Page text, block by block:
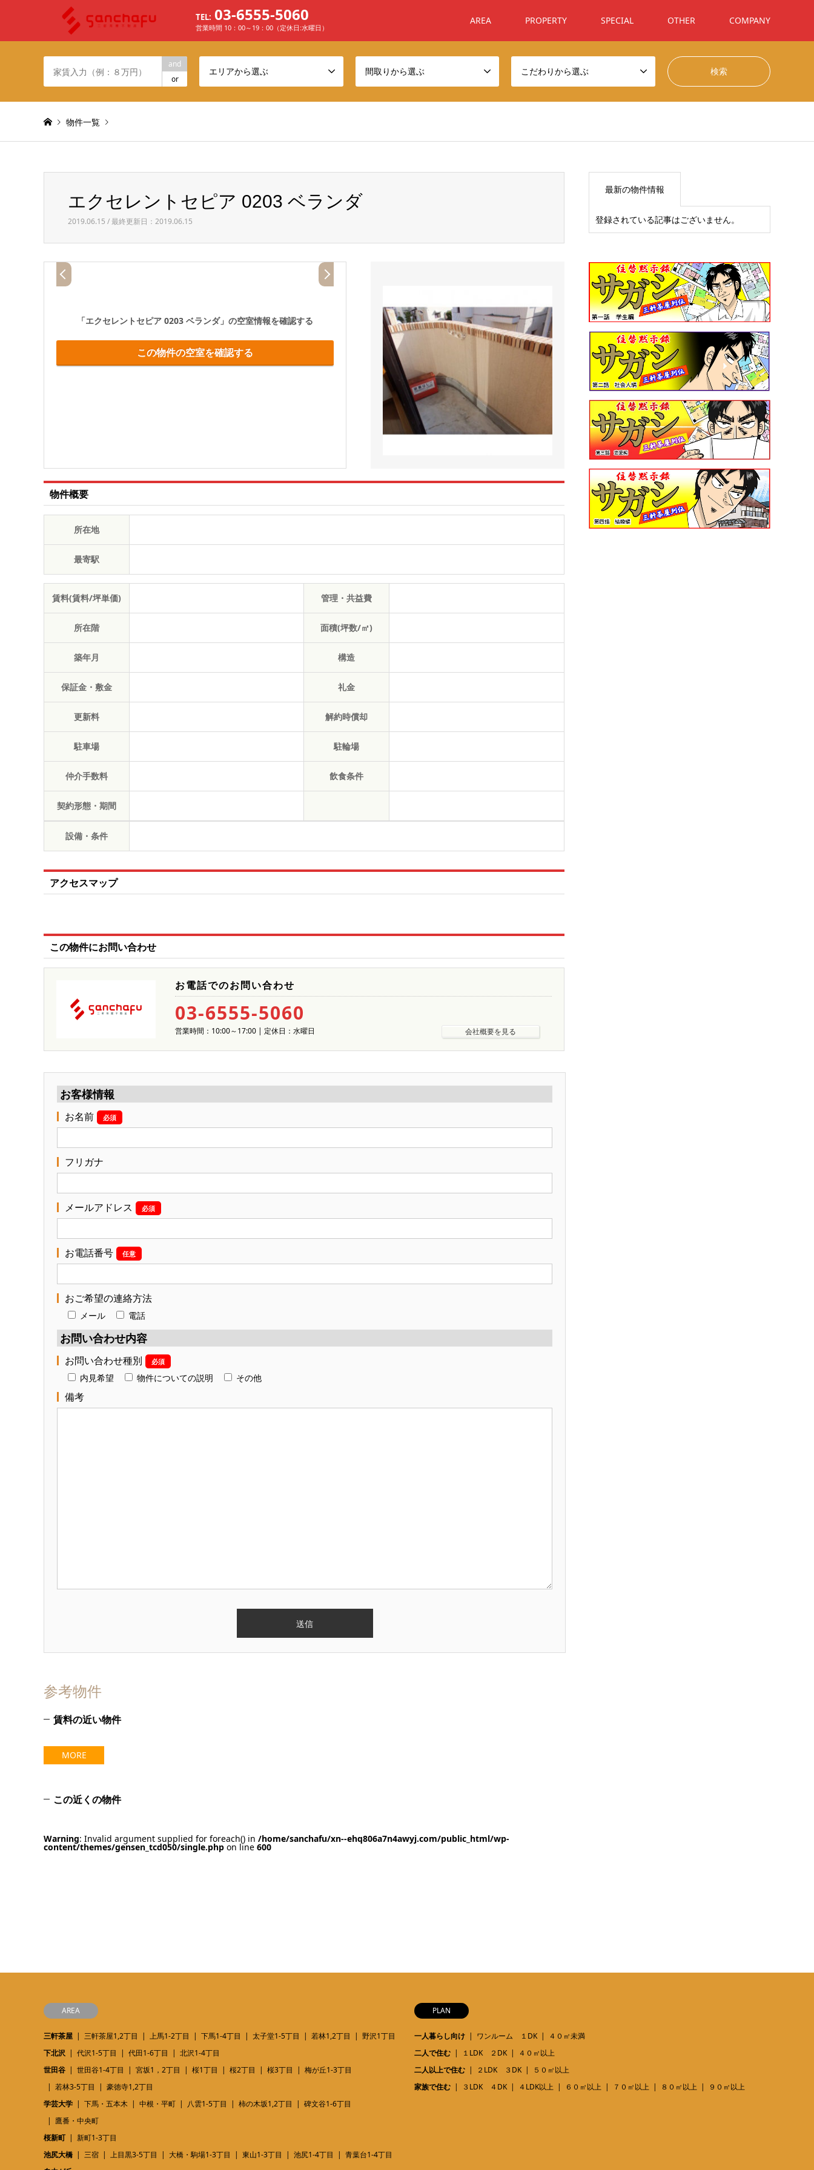
TEL: 03-6555-5060
営業時間 10：00～19：00（定休日:水曜日）
AREA PROPERTY SPECIAL OTHER COMPANY
and
or
エリアから選ぶ 間取りから選ぶ こだわりから選ぶ
物件一覧
エクセレントセピア 0203 ベランダ
エクセレントセピア 0203 ベランダ
2019.06.15 / 最終更新日：2019.06.15
「エクセレントセピア 0203 ベランダ」 の空室情報を確認する
この物件の空室を確認する
物件概要
所在地
最寄駅
賃料(賃料/坪単価) 管理・共益費
所在階 面積(坪数/㎡)
築年月 構造
保証金・敷金 礼金
更新料 解約時償却
駐車場 駐輪場
仲介手数料 飲食条件
契約形態・期間
設備・条件
アクセスマップ
この物件にお問い合わせ
お電話でのお問い合わせ
03-6555-5060
営業時間：10:00～17:00 | 定休日：水曜日 会社概要を見る
お客様情報
お名前 必須
フリガナ
メールアドレス 必須
お電話番号 任意
おご希望の連絡方法
メール 電話
お問い合わせ内容
お問い合わせ種別 必須
内見希望 物件についての説明 その他
備考
参考物件
賃料の近い物件
MORE
この近くの物件
Warning: Invalid argument supplied for foreach() in /home/sanchafu/xn--ehq806a7n4awyj.com/public_html/wp-
content/themes/gensen_tcd050/single.php on line 600
最新の物件情報
登録されている記事はございません。
AREA
三軒茶屋 三軒茶屋1,2丁目 上馬1-2丁目 下馬1-4丁目 太子堂1-5丁目 若林1,2丁目
野沢1丁目
下北沢
代沢1-5丁目 代田1-6丁目
北沢1-4丁目
世田谷
世田谷1-4丁目 宮坂1，2丁目 桜1丁目 桜2丁目 桜3丁目
梅が丘1-3丁目
若林3-5丁目
豪徳寺1,2丁目
学芸大学
下馬・五本木 中根・平町 八雲1-5丁目 柿の木坂1,2丁目
碑文谷1-6丁目
鷹番・中央町
桜新町
新町1-3丁目
池尻大橋
三宿 上目黒3-5丁目 大橋・駒場1-3丁目 東山1-3丁目 池尻1-4丁目
青葉台1-4丁目
PLAN
一人暮らし向け ワンルーム １DK
４０㎡未満
二人で住む
１LDK ２DK
４０㎡以上
二人以上で住む
２LDK ３DK
５０㎡以上
家族で住む
３LDK ４DK ４LDK以上 ６０㎡以上 ７０㎡以上 ８０㎡以上 ９０㎡以上